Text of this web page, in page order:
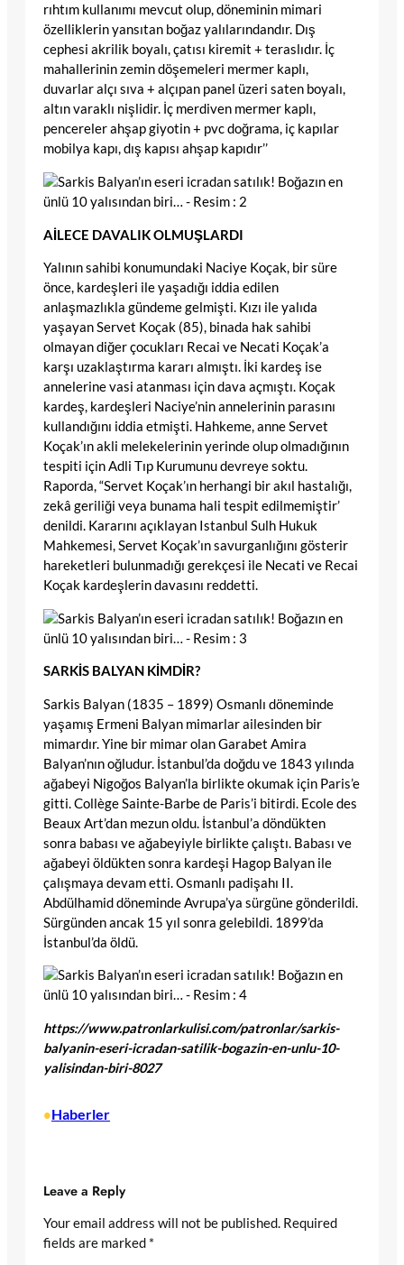
rıhtım kullanımı mevcut olup, döneminin mimari
özelliklerin yansıtan boğaz yalılarındandır. Dış
cephesi akrilik boyalı, çatısı kiremit + teraslıdır. İç
mahallerinin zemin döşemeleri mermer kaplı,
duvarlar alçı sıva + alçıpan panel üzeri saten boyalı,
altın varaklı nişlidir. İç merdiven mermer kaplı,
pencereler ahşap giyotin + pvc doğrama, iç kapılar
mobilya kapı, dış kapısı ahşap kapıdır’’
AİLECE DAVALIK OLMUŞLARDI
Yalının sahibi konumundaki Naciye Koçak, bir süre
önce, kardeşleri ile yaşadığı iddia edilen
anlaşmazlıkla gündeme gelmişti. Kızı ile yalıda
yaşayan Servet Koçak (85), binada hak sahibi
olmayan diğer çocukları Recai ve Necati Koçak’a
karşı uzaklaştırma kararı almıştı. İki kardeş ise
annelerine vasi atanması için dava açmıştı. Koçak
kardeş, kardeşleri Naciye’nin annelerinin parasını
kullandığını iddia etmişti. Hahkeme, anne Servet
Koçak’ın akli melekelerinin yerinde olup olmadığının
tespiti için Adli Tıp Kurumunu devreye soktu.
Raporda, “Servet Koçak’ın herhangi bir akıl hastalığı,
zekâ geriliği veya bunama hali tespit edilmemiştir’
denildi. Kararını açıklayan Istanbul Sulh Hukuk
Mahkemesi, Servet Koçak’ın savurganlığını gösterir
hareketleri bulunmadığı gerekçesi ile Necati ve Recai
Koçak kardeşlerin davasını reddetti.
SARKİS BALYAN KİMDİR?
Sarkis Balyan (1835 – 1899) Osmanlı döneminde
yaşamış Ermeni Balyan mimarlar ailesinden bir
mimardır. Yine bir mimar olan Garabet Amira
Balyan’nın oğludur. İstanbul’da doğdu ve 1843 yılında
ağabeyi Nigoğos Balyan’la birlikte okumak için Paris’e
gitti. Collège Sainte-Barbe de Paris’i bitirdi. Ecole des
Beaux Art’dan mezun oldu. İstanbul’a döndükten
sonra babası ve ağabeyiyle birlikte çalıştı. Babası ve
ağabeyi öldükten sonra kardeşi Hagop Balyan ile
çalışmaya devam etti. Osmanlı padişahı II.
Abdülhamid döneminde Avrupa’ya sürgüne gönderildi.
Sürgünden ancak 15 yıl sonra gelebildi. 1899’da
İstanbul’da öldü.
https://www.patronlarkulisi.com/patronlar/sarkis-
balyanin-eseri-icradan-satilik-bogazin-en-unlu-10-
yalisindan-biri-8027
•Haberler
Leave a Reply
Your email address will not be published. Required
fields are marked *